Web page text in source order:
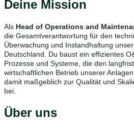
Deine Mission
Als Head of Operations and
die Gesamtverantwortung für den
Überwachung und Instandhaltung
Deutschland. Du baust ein effizientes
Prozesse und Systeme, die den
wirtschaftlichen Betrieb unserer
damit maßgeblich zur Qualität und
bei.
Über uns